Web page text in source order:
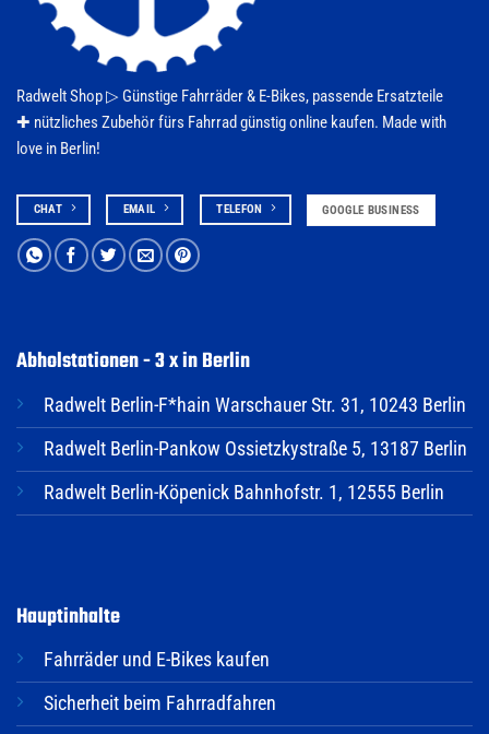
Radwelt Shop ▷ Günstige Fahrräder & E-Bikes, passende Ersatzteile
✚ nützliches Zubehör fürs Fahrrad günstig online kaufen. Made with
love in Berlin!
CHAT EMAIL TELEFON GOOGLE BUSINESS
Abholstationen - 3 x in Berlin
Radwelt Berlin-F*hain Warschauer Str. 31, 10243 Berlin
Radwelt Berlin-Pankow Ossietzkystraße 5, 13187 Berlin
Radwelt Berlin-Köpenick Bahnhofstr. 1, 12555 Berlin
Hauptinhalte
Fahrräder und E-Bikes kaufen
Sicherheit beim Fahrradfahren